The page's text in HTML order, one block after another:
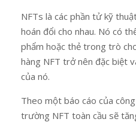
NFTs là các phần tử kỹ
hoán đổi cho nhau. Nó có
phẩm hoặc thẻ trong trò
hàng NFT trở nên đặc biệt
của nó.
Theo một báo cáo của
trường NFT toàn cầu sẽ